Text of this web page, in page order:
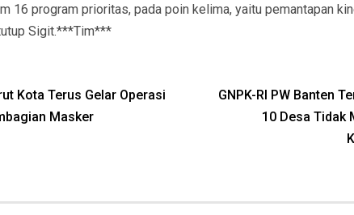
16 program prioritas, pada poin kelima, yaitu pemantapan
Sigit.***Tim***
Kota Terus Gelar Operasi
Masker
GNPK-RI PW Banten
10 Desa Tidak